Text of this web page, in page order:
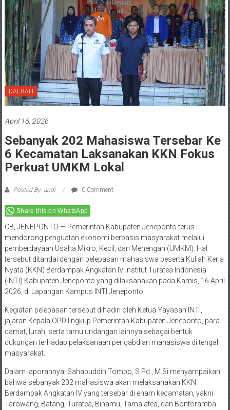
DAERAH
April 16, 2026
Sebanyak 202 Mahasiswa Tersebar Ke
6 Kecamatan Laksanakan KKN Fokus
Perkuat UMKM Lokal
Posted By: andi 0 Comment
Share this on WhatsApp
CB, JENEPONTO — Pemerintah Kabupaten Jeneponto terus
mendorong penguatan ekonomi berbasis masyarakat melalui
pemberdayaan Usaha Mikro, Kecil, dan Menengah (UMKM). Hal
tersebut ditandai dengan pelepasan mahasiswa peserta Kuliah Kerja
Nyata (KKN) Berdampak Angkatan IV Institut Turatea Indonesia
(INTI) Kabupaten Jeneponto yang dilaksanakan pada Kamis, 16 April
2026, di Lapangan Kampus INTI Jeneponto.
Kegiatan pelepasan tersebut dihadiri oleh Ketua Yayasan INTI,
jajaran Kepala OPD lingkup Pemerintah Kabupaten Jeneponto, para
camat, lurah, serta tamu undangan lainnya sebagai bentuk
dukungan terhadap pelaksanaan pengabdian mahasiswa di tengah
masyarakat.
Dalam laporannya, Sahabuddin Tompo, S.Pd., M.Si menyampaikan
bahwa sebanyak 202 mahasiswa akan melaksanakan KKN
Berdampak Angkatan IV yang tersebar di enam kecamatan, yakni
Tarowang, Batang, Turatea, Binamu, Tamalatea, dan Bontoramba.